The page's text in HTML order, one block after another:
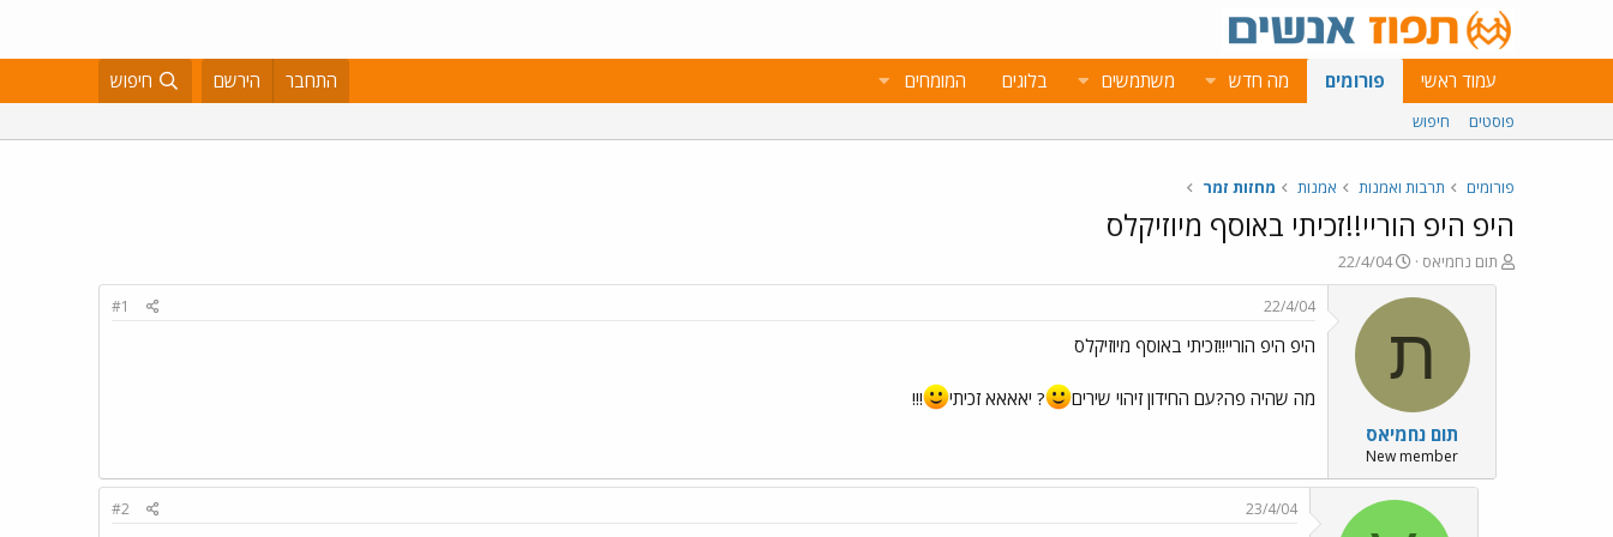
עמוד ראשי פורומים מה חדש משתמשים בלוגים המומחים התחבר הירשם חיפוש
פוסטים חיפוש
פורומים תרבות ואמנות אמנות מחזות זמר
היפ היפ הוריי!!זכיתי באוסף מיוזיקלס
פ
ו
תום נחמיאס
פ
ו
ר
ם
ב
א
ר
י
ך
22/4/04
ת
תום נחמיאס
New member
22/4/04
#1
היפ היפ הוריי!!זכיתי באוסף מיוזיקלס
מה שהיה פה?עם החידון זיהוי שירים ? יאאאא זכיתי !!!
23/4/04
#2